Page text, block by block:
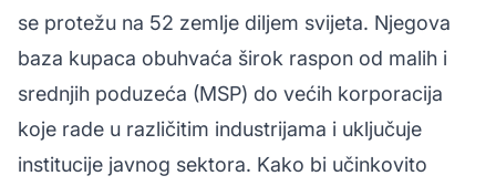
se protežu na 52 zemlje diljem svijeta. Njegova
baza kupaca obuhvaća širok raspon od malih i
srednjih poduzeća (MSP) do većih korporacija
koje rade u različitim industrijama i uključuje
institucije javnog sektora. Kako bi učinkovito